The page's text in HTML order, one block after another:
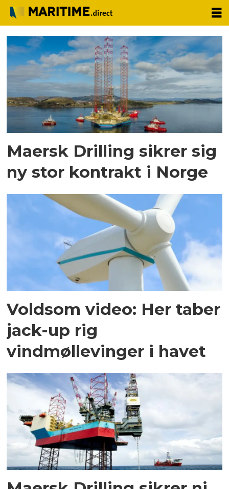
Tag:
jack-
up
rig
Maersk Drilling sikrer sig
ny stor kontrakt i Norge
Voldsom video: Her taber
jack-up rig
vindmøllevinger i havet